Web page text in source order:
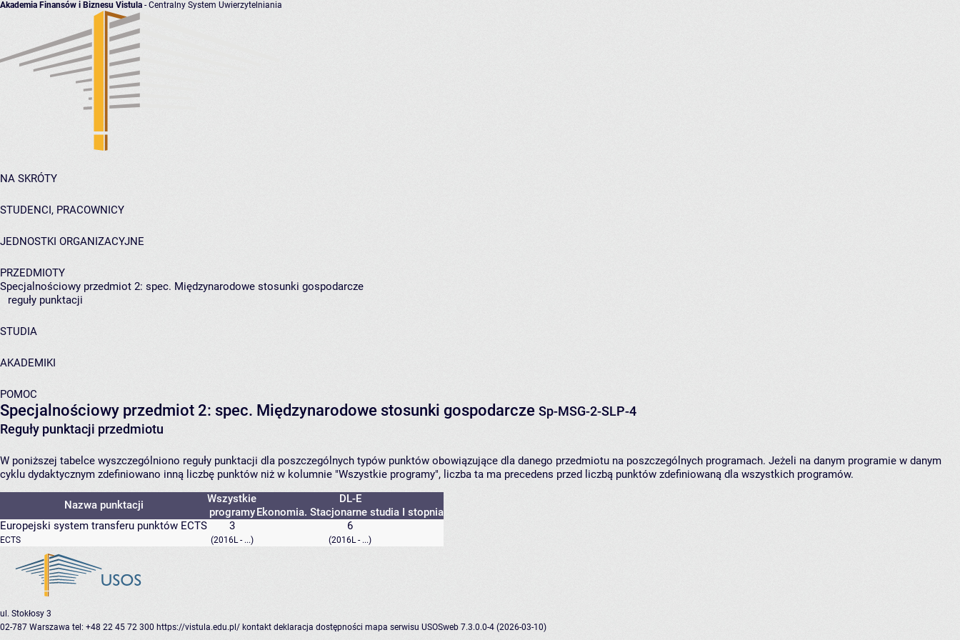
Akademia Finansów i Biznesu Vistula - Centralny System Uwierzytelniania
NA SKRÓTY
STUDENCI, PRACOWNICY
JEDNOSTKI ORGANIZACYJNE
PRZEDMIOTY
Specjalnościowy przedmiot 2: spec. Międzynarodowe stosunki gospodarcze
reguły punktacji
STUDIA
AKADEMIKI
POMOC
Specjalnościowy przedmiot 2: spec. Międzynarodowe stosunki gospodarcze Sp-MSG-2-SLP-4
Reguły punktacji przedmiotu
W poniższej tabelce wyszczególniono reguły punktacji dla poszczególnych typów punktów obowiązujące dla danego przedmiotu na poszczególnych programach. Jeżeli na danym programie w danym
cyklu dydaktycznym zdefiniowano inną liczbę punktów niż w kolumnie "Wszystkie programy", liczba ta ma precedens przed liczbą punktów zdefiniowaną dla wszystkich programów.
Nazwa punktacji
Wszystkie
programy
DL-E
Ekonomia. Stacjonarne studia I stopnia
Europejski system transferu punktów ECTS
ECTS
3
(2016L - ...)
6
(2016L - ...)
ul. Stokłosy 3
02-787 Warszawa tel: +48 22 45 72 300 https://vistula.edu.pl/ kontakt deklaracja dostępności mapa serwisu USOSweb 7.3.0.0-4 (2026-03-10)